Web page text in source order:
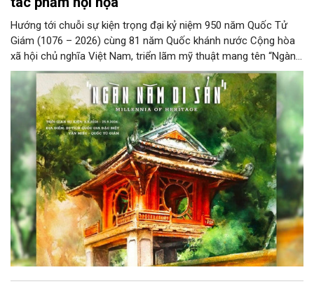
Hướng tới chuỗi sự kiện trọng đại kỷ niệm 950 năm Quốc Tử
Giám (1076 – 2026) cùng 81 năm Quốc khánh nước Cộng hòa
xã hội chủ nghĩa Việt Nam, triển lãm mỹ thuật mang tên “Ngàn
năm di sản” sẽ chính thức khai mạc vào ngày 8/8 tại Nhà Thái
Học, Di tích Quốc gia đặc biệt Văn Miếu – Quốc Tử Giám. Sự
kiện kéo dài đến ngày 25/9/2026 hứa hẹn trở thành điểm đến
văn hóa đầy sức hút, góp phần làm phong phú đời sống nghệ
thuật của Thủ đô trong mùa thu này.